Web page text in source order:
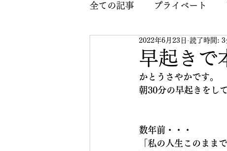
全ての記事 プライベート
スマホで始めるYouTube
早起きで
2022年6月23日 読了時間: 3
かとうさやかです。
朝30分の早起きをし
数年前・・・
「私の人生このまま